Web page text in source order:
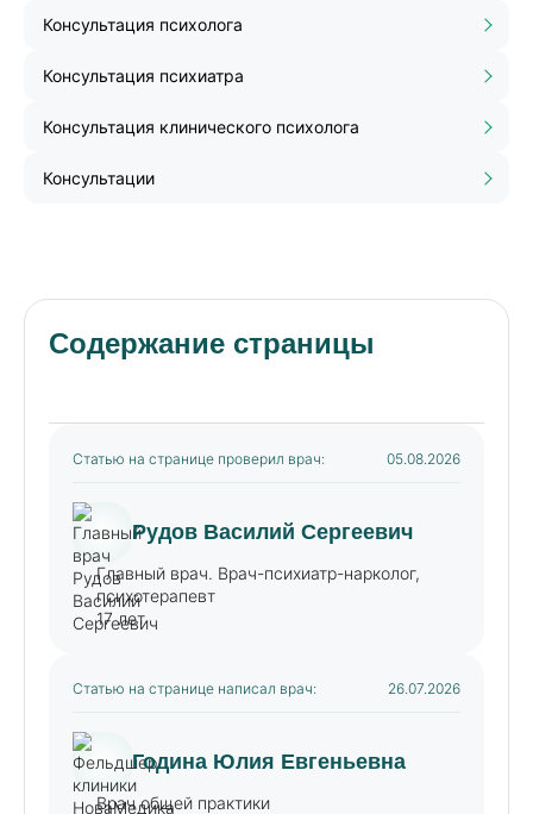
Консультация психолога
Консультация психиатра
Консультация клинического психолога
Консультации
Содержание страницы
Статью на странице проверил врач: 05.08.2026
Рудов Василий Сергеевич
Главный врач. Врач-психиатр-нарколог,
психотерапевт
17 лет
Статью на странице написал врач: 26.07.2026
Година Юлия Евгеньевна
Врач общей практики